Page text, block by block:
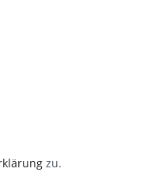
zu.